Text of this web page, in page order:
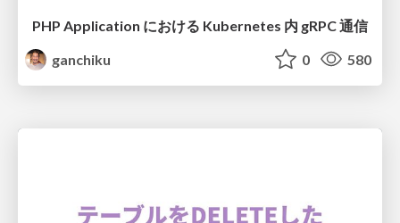
PHP Application における Kubernetes 内 gRPC 通信
ganchiku
0 580